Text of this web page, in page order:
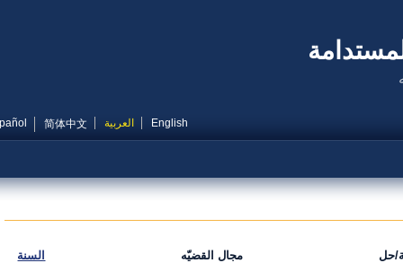
English العربية 简体中文
Español
مجال القضيّه السنة